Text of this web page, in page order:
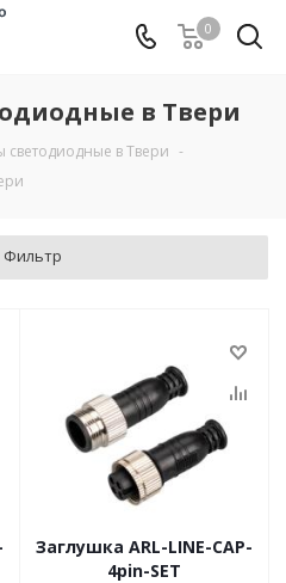
0
в Твери
светодиодные в Твери -
Фильтр
Заглушка ARL-LINE-CAP-
4pin-SET